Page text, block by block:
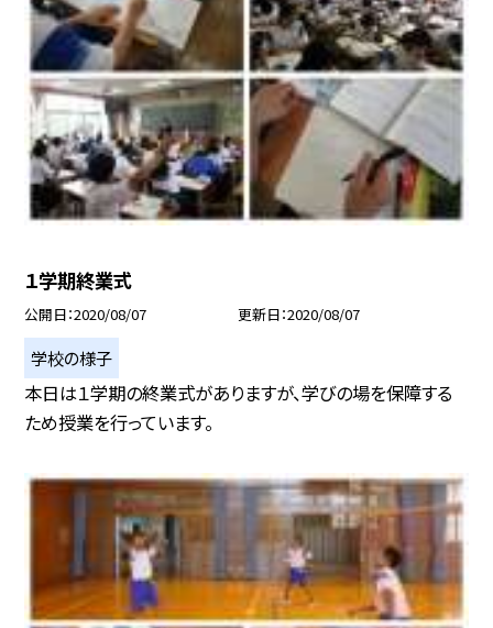
１学期終業式
公開日 2020/08/07 更新日 2020/08/07
学校の様子
本日は１学期の終業式がありますが、学びの場を保障する
ため授業を行っています。